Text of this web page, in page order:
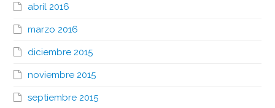
abril 2016
marzo 2016
diciembre 2015
noviembre 2015
septiembre 2015